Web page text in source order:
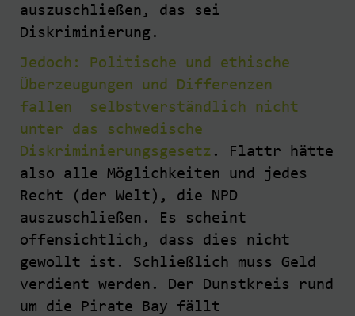
auszuschließen, das sei
Diskriminierung.
Jedoch: Politische und ethische
Überzeugungen und Differenzen
fallen selbstverständlich nicht
unter das schwedische
Diskriminierungsgesetz . Flattr hätte
also alle Möglichkeiten und jedes
Recht (der Welt), die NPD
auszuschließen. Es scheint
offensichtlich, dass dies nicht
gewollt ist. Schließlich muss Geld
verdient werden. Der Dunstkreis rund
um die Pirate Bay fällt